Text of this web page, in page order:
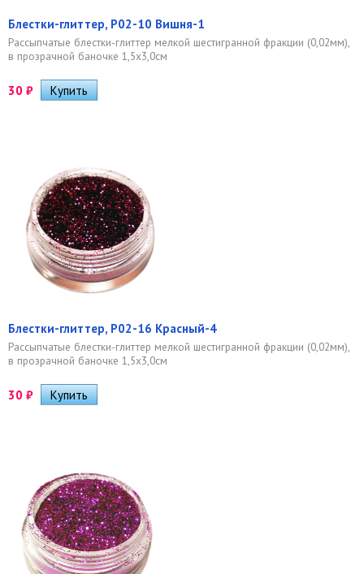
Блестки-глиттер, Р02-10 Вишня-1
Рассыпчатые блестки-глиттер мелкой шестигранной фракции (0,02мм),
в прозрачной баночке 1,5х3,0см
30 ₽
Блестки-глиттер, Р02-16 Красный-4
Рассыпчатые блестки-глиттер мелкой шестигранной фракции (0,02мм),
в прозрачной баночке 1,5х3,0см
30 ₽